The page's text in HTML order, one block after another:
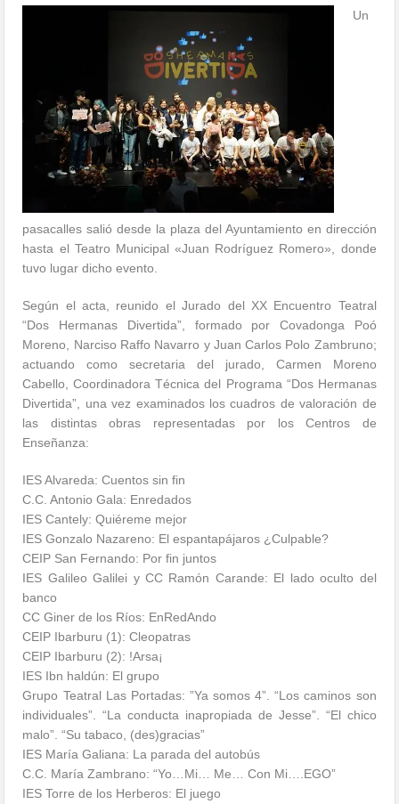
Un
pasacalles salió desde la plaza del Ayuntamiento en dirección
hasta el Teatro Municipal «Juan Rodríguez Romero», donde
tuvo lugar dicho evento.
Según el acta, reunido el Jurado del XX Encuentro Teatral
“Dos Hermanas Divertida”, formado por Covadonga Poó
Moreno, Narciso Raffo Navarro y Juan Carlos Polo Zambruno;
actuando como secretaria del jurado, Carmen Moreno
Cabello, Coordinadora Técnica del Programa “Dos Hermanas
Divertida”, una vez examinados los cuadros de valoración de
las distintas obras representadas por los Centros de
Enseñanza:
IES Alvareda: Cuentos sin fin
C.C. Antonio Gala: Enredados
IES Cantely: Quiéreme mejor
IES Gonzalo Nazareno: El espantapájaros ¿Culpable?
CEIP San Fernando: Por fin juntos
IES Galileo Galilei y CC Ramón Carande: El lado oculto del
banco
CC Giner de los Ríos: EnRedAndo
CEIP Ibarburu (1): Cleopatras
CEIP Ibarburu (2): !Arsa¡
IES Ibn haldún: El grupo
Grupo Teatral Las Portadas: ”Ya somos 4”. “Los caminos son
individuales”. “La conducta inapropiada de Jesse”. “El chico
malo”. “Su tabaco, (des)gracias”
IES María Galiana: La parada del autobús
C.C. María Zambrano: “Yo…Mi… Me… Con Mi….EGO”
IES Torre de los Herberos: El juego